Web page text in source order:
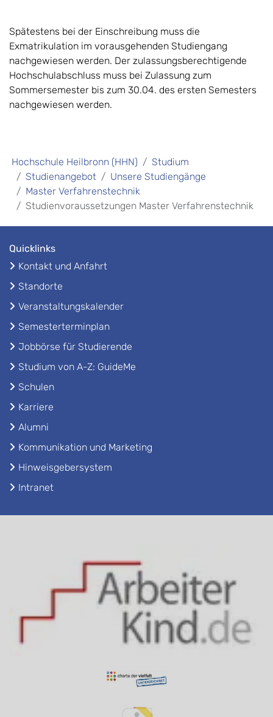
Spätestens bei der Einschreibung muss die
Exmatrikulation im vorausgehenden Studiengang
nachgewiesen werden. Der zulassungsberechtigende
Hochschulabschluss muss bei Zulassung zum
Sommersemester bis zum 30.04. des ersten Semesters
nachgewiesen werden.
Hochschule Heilbronn (HHN)
Studium
Studienangebot
Unsere Studiengänge
Master Verfahrenstechnik
Studienvoraussetzungen Master Verfahrenstechnik
Quicklinks
Kontakt und Anfahrt
Standorte
Veranstaltungskalender
Semesterterminplan
Jobbörse für Studierende
Studium von A-Z: GuideMe
Schulen
Karriere
Alumni
Kommunikation und Marketing
Hinweisgebersystem
Intranet